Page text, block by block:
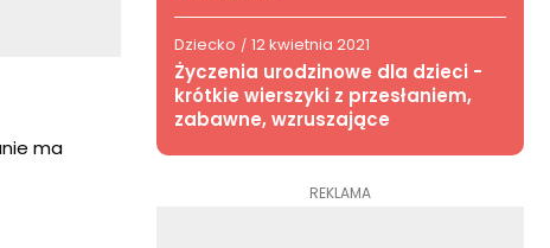
ma
Dziecko / 12 kwietnia 2021
Życzenia urodzinowe dla dzieci -
krótkie wierszyki z przesłaniem,
zabawne, wzruszające
REKLAMA